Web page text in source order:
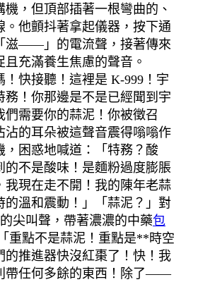
，但頂部插著一根彎曲的、
。他顫抖著拿起儀器，按下通
滋——」的電流聲，接著傳來
充滿養生焦慮的聲音。
！快接聽！這裡是 K-999！宇
務！你那邊是不是已經聞到宇
們需要你的蒜泥！你被徵召
沾的耳朵被這聲音震得嗡嗡作
，困惑地喊道：「特務？酸
的不是酸味！是麵粉過度膨脹
我現在走不開！我的陳年老蒜
的溫和震動！」「蒜泥？」對
尖叫聲，帶著濃濃的中藥包
重點不是蒜泥！重點是**時空
推進器快沒紅棗了！快！我
帶任何多餘的東西！除了——